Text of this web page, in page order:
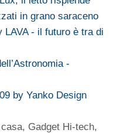
in grano saraceno
LAVA - il futuro è tra di
-
by Yanko Design
, Gadget Hi-tech,